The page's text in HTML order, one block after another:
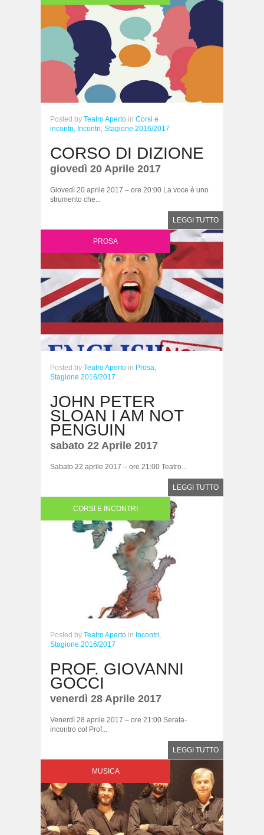
Posted by Teatro Aperto in Corsi e
incontri, Incontri, Stagione 2016/2017
CORSO DI DIZIONE
giovedì 20 Aprile 2017
Giovedì 20 aprile 2017 – ore 20:00 La voce è uno
strumento che...
LEGGI TUTTO
PROSA
Posted by Teatro Aperto in Prosa,
Stagione 2016/2017
JOHN PETER
SLOAN I AM NOT
PENGUIN
sabato 22 Aprile 2017
Sabato 22 aprile 2017 – ore 21:00 Teatro...
LEGGI TUTTO
CORSI E INCONTRI
Posted by Teatro Aperto in Incontri,
Stagione 2016/2017
PROF. GIOVANNI
GOCCI
venerdì 28 Aprile 2017
Venerdì 28 aprile 2017 – ore 21:00 Serata-
incontro col Prof...
LEGGI TUTTO
MUSICA